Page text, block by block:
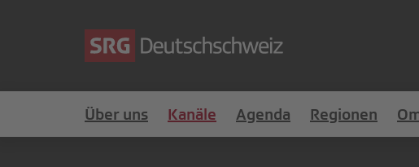
Über uns Kanäle Agenda Regionen